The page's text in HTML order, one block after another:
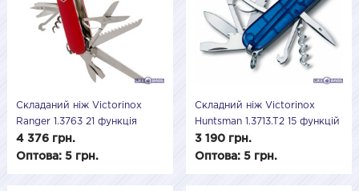
Складаний ніж Victorinox
Ranger 1.3763 21 функція
4 376 грн.
Оптова: 5 грн.
Складний ніж Victorinox
Huntsman 1.3713.T2 15 функцій
3 190 грн.
Оптова: 5 грн.